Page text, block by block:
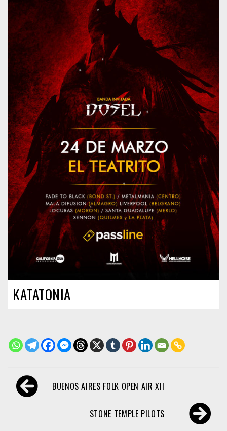
KATATONIA
Navegación
de BUENOS AIRES FOLK OPEN AIR XII
STONE TEMPLE PILOTS